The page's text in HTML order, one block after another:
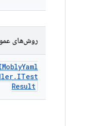
روش‌های
Yaml
. ITest
Result